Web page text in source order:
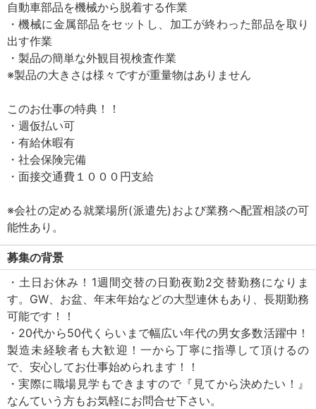
自動車部品を機械から脱着する作業
・機械に金属部品をセットし、加工が終わった部品を取り
出す作業
・製品の簡単な外観目視検査作業
※製品の大きさは様々ですが重量物はありません
このお仕事の特典！！
・週仮払い可
・有給休暇有
・社会保険完備
・面接交通費１０００円支給
※会社の定める就業場所(派遣先)および業務へ配置相談の可
能性あり。
募集の背景
・土日お休み！1週間交替の日勤夜勤2交替勤務になりま
す。GW、お盆、年末年始などの大型連休もあり、長期勤務
可能です！！
・20代から50代くらいまで幅広い年代の男女多数活躍中！
製造未経験者も大歓迎！一から丁寧に指導して頂けるの
で、安心してお仕事始められます！！
・実際に職場見学もできますので『見てから決めたい！』
なんていう方もお気軽にお問合せ下さい。